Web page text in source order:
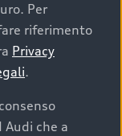
prima di
Per
riferimento
Privacy
.
che a